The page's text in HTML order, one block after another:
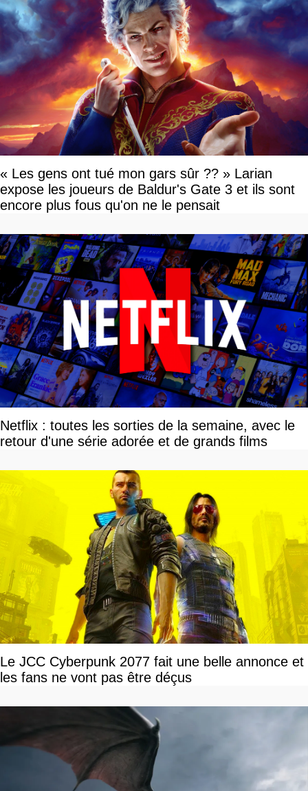
« Les gens ont tué mon gars sûr ?? » Larian
expose les joueurs de Baldur's Gate 3 et ils sont
encore plus fous qu'on ne le pensait
Netflix : toutes les sorties de la semaine, avec le
retour d'une série adorée et de grands films
Le JCC Cyberpunk 2077 fait une belle annonce et
les fans ne vont pas être déçus